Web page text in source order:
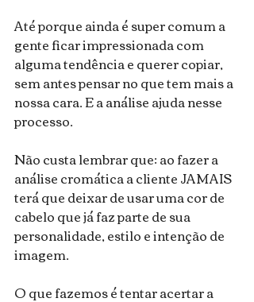
Até porque ainda é super comum a
gente ficar impressionada com
alguma tendência e querer copiar,
sem antes pensar no que tem mais a
nossa cara. E a análise ajuda nesse
processo.
Não custa lembrar que: ao fazer a
análise cromática a cliente JAMAIS
terá que deixar de usar uma cor de
cabelo que já faz parte de sua
personalidade, estilo e intenção de
imagem.
O que fazemos é tentar acertar a